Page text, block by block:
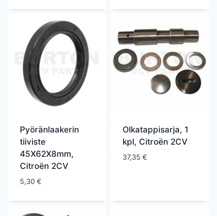
Pyöränlaakerin
tiiviste
45X62X8mm,
Citroën 2CV
5,30 €
Olkatappisarja, 1
kpl, Citroën 2CV
37,35 €